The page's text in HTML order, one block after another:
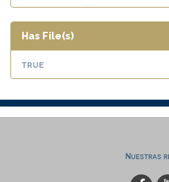
Has File(s)
true
Nuestras